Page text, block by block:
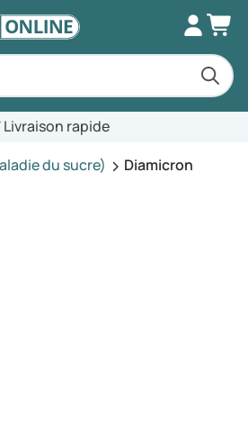
rapide
du sucre) Diamicron